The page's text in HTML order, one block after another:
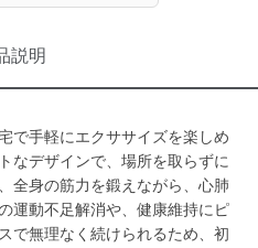
説明
で手軽にエクササイズを楽しめ
なデザインで、場所を取らずに
全身の筋力を鍛えながら、心肺
運動不足解消や、健康維持にピ
で無理なく続けられるため、初